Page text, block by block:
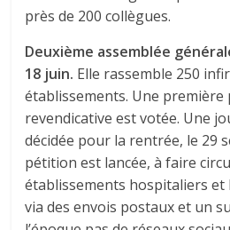
près de 200 collègues.
Deuxième assemblée
18 juin. Elle rassemble 250
établissements. Une
revendicative est votée. Une
décidée pour la rentrée, le 29
pétition est lancée, à faire
établissements hospitaliers et
via des envois postaux et un